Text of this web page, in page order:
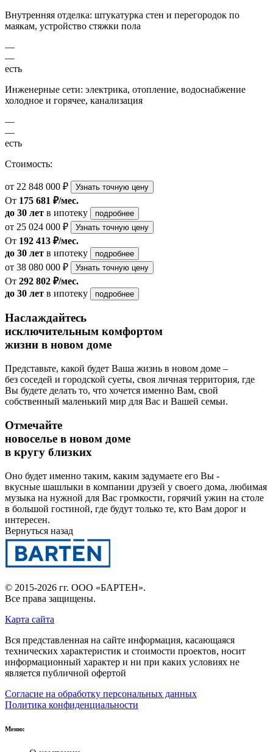
Внутренняя отделка: штукатурка стен и перегородок по
маякам, устройство стяжки пола
—
—
есть
Инженерные сети: электрика, отопление, водоснабжение
холодное и горячее, канализация
—
—
есть
Стоимость:
от 22 848 000 ₽ Узнать точную цену
От 175 681 ₽/мес.
до 30 лет в ипотеку подробнее
от 25 024 000 ₽ Узнать точную цену
От 192 413 ₽/мес.
до 30 лет в ипотеку подробнее
от 38 080 000 ₽ Узнать точную цену
От 292 802 ₽/мес.
до 30 лет в ипотеку подробнее
Наслаждайтесь
исключительным комфортом
жизни в новом доме
Представьте, какой будет Ваша жизнь в новом доме –
без соседей и городской суеты, своя личная территория, где
Вы будете делать то, что хочется именно Вам, свой
собственный маленький мир для Вас и Вашей семьи.
Отмечайте
новоселье в новом доме
в кругу близких
Оно будет именно таким, каким задумаете его Вы -
вкусные шашлыки в компании друзей у своего дома, любимая
музыка на нужной для Вас громкости, горячий ужин на столе
в большой гостиной, где будут только те, кто Вам дорог и
интересен.
Вернуться назад
© 2015-2026 гг. ООО «БАРТЕН».
Все права защищены.
Карта сайта
Вся представленная на сайте информация, касающаяся
технических характеристик и стоимости проектов, носит
информационный характер и ни при каких условиях не
является публичной офертой
Согласие на обработку персональных данных
Политика конфиденциальности
Меню: